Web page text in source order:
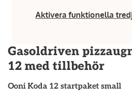
Aktivera funktionella
Gasoldriven
12 med tillbehör
Ooni Koda 12 startpaket small